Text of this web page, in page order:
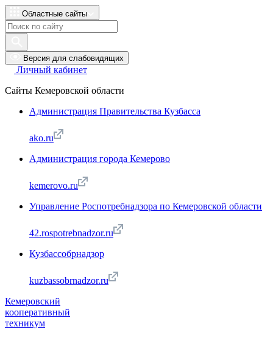
Областные сайты
Версия для слабовидящих
Личный кабинет
Сайты Кемеровской области
Администрация Правительства Кузбасса
ako.ru
Администрация города Кемерово
kemerovo.ru
Управление Роспотребнадзора по Кемеровской области
42.rospotrebnadzor.ru
Кузбассобрнадзор
kuzbassobrnadzor.ru
Кемеровский
кооперативный
техникум